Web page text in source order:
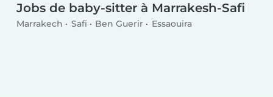
Jobs de baby-sitter à Marrakesh-Safi
Marrakech Safi Ben Guerir Essaouira